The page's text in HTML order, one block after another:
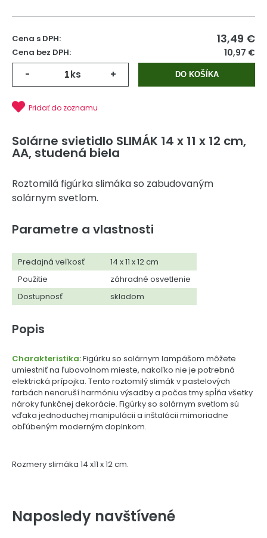
Cena s DPH: 13,49 €
Cena bez DPH: 10,97 €
- ks + DO KOŠÍKA
Pridať do zoznamu
Solárne svietidlo SLIMÁK 14 x 11 x 12 cm,
AA, studená biela
Roztomilá figúrka slimáka so zabudovaným
solárnym svetlom.
Parametre a vlastnosti
Predajná veľkosť
14 x 11 x 12 cm
Použitie
záhradné osvetlenie
Dostupnosť
skladom
Popis
Charakteristika:Figúrku so solárnym lampášom môžete
umiestniť na ľubovolnom mieste, nakoľko nie je potrebná
elektrická prípojka. Tento roztomilý slimák v pastelových
farbách nenaruší harmóniu výsadby a počas tmy spĺňa všetky
nároky funkčnej dekorácie. Figúrky so solárnym svetlom sú
vďaka jednoduchej manipulácii a inštalácii mimoriadne
obľúbeným moderným doplnkom.
Rozmery slimáka 14 x11 x 12 cm.
Naposledy navštívené